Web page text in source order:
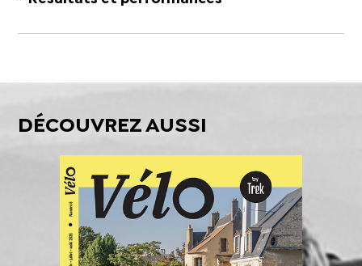
DÉCOUVREZ AUSSI